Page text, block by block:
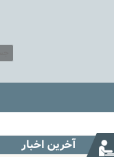
آخرین اخبار